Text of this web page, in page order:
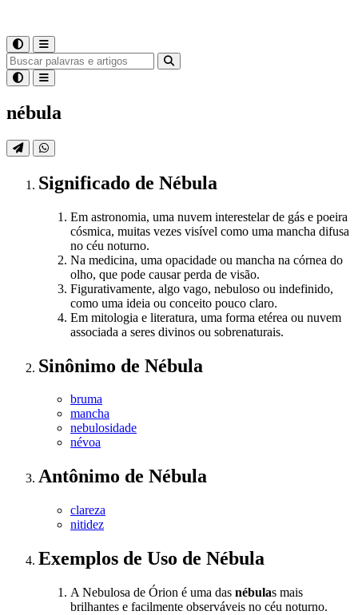
nébula
Significado de Nébula
Em astronomia, uma nuvem interestelar de gás e poeira
cósmica, muitas vezes visível como uma mancha difusa
no céu noturno.
Na medicina, uma opacidade ou mancha na córnea do
olho, que pode causar perda de visão.
Figurativamente, algo vago, nebuloso ou indefinido,
como uma ideia ou conceito pouco claro.
Em mitologia e literatura, uma forma etérea ou nuvem
associada a seres divinos ou sobrenaturais.
Sinônimo de Nébula
bruma
mancha
nebulosidade
névoa
Antônimo de Nébula
clareza
nitidez
Exemplos de Uso de Nébula
A Nebulosa de Órion é uma das nébulas mais
brilhantes e facilmente observáveis no céu noturno.